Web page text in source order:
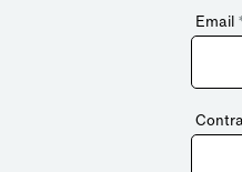
Email